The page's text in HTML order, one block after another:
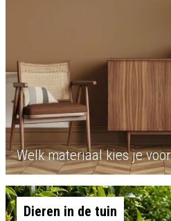
Welk materiaal kies je
Dieren in de tuin